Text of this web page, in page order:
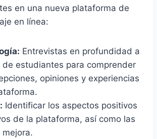
en una nueva plataforma de
en línea:
Entrevistas en profundidad a
de estudiantes para comprender
opiniones y experiencias
Identificar los aspectos positivos
de la plataforma, así como las